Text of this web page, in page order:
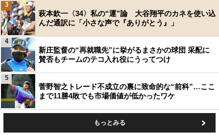
萩本欽一〈34〉私の“運”論 大谷翔平のカネを使い込
んだ通訳に「小さな声で『ありがとう』」
3
新庄監督の“再就職先”に挙がるまさかの球団 采配に
賛否もチームのテコ入れ役にうってつけ
4
菅野智之トレード不成立の裏に致命的な“前科”…ここ
まで11勝4敗でも市場価値が低かったワケ
5
もっとみる